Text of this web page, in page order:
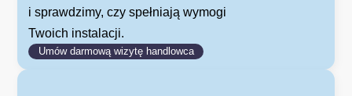
i sprawdzimy, czy spełniają wymogi
Twoich instalacji.
Umów darmową wizytę handlowca